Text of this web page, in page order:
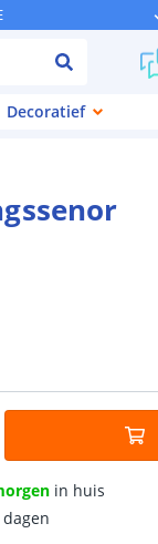
Decoratief
in huis